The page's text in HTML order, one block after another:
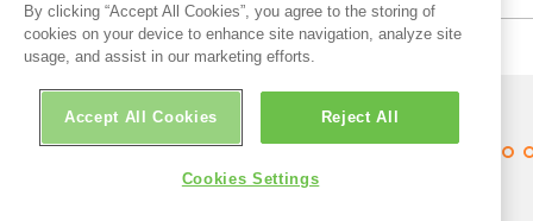
Visualizar
By clicking “Accept All Cookies”, you agree to the storing of
cookies on your device to enhance site navigation, analyze site
usage, and assist in our marketing efforts.
Accept All Cookies Reject All
Cookies Settings